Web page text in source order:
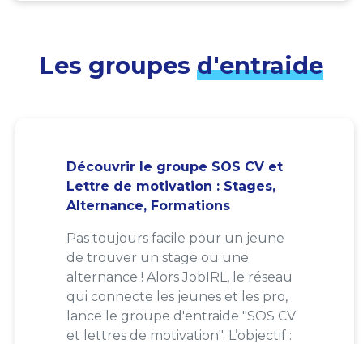
Les groupes d'entraide
Découvrir le groupe SOS CV et
Lettre de motivation : Stages,
Alternance, Formations
Pas toujours facile pour un jeune
de trouver un stage ou une
alternance ! Alors JobIRL, le réseau
qui connecte les jeunes et les pro,
lance le groupe d'entraide "SOS CV
et lettres de motivation". L’objectif :